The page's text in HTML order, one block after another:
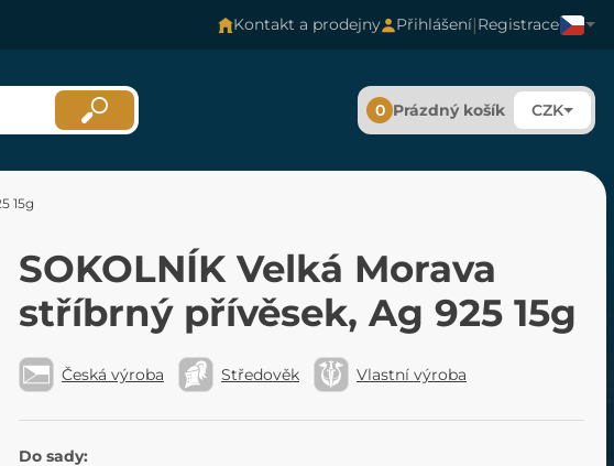
Kontakt a prodejny Přihlášení|Registrace
0 Prázdný košík CZK
15g
SOKOLNÍK Velká Morava
stříbrný přívěsek, Ag 925 15g
Česká výroba Středověk Vlastní výroba
Do sady: